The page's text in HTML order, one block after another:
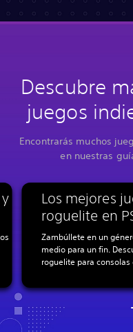
Descubre
juegos
Encontrarás muchos
en nuestras
Los mejores
roguelite en
Zambúllete en un
medio para un fin.
roguelite para consolas